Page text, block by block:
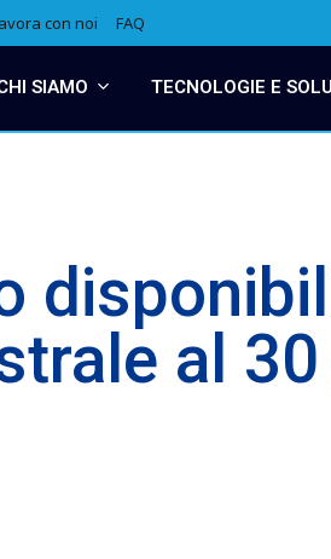
con noi FAQ
SIAMO TECNOLOGIE E
al